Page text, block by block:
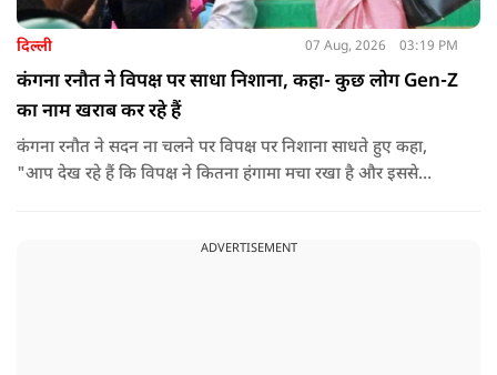
दिल्ली 07 Aug, 2026 03:19 PM
कंगना रनौत ने विपक्ष पर साधा निशाना, कहा- कुछ लोग Gen-Z
का नाम खराब कर रहे हैं
कंगना रनौत ने सदन ना चलने पर विपक्ष पर निशाना साधते हुए कहा,
"आप देख रहे हैं कि विपक्ष ने कितना हंगामा मचा रखा है और इससे
देश के सामने साफ हो रही है. और जब हारते हैं, तो रोना रोते हैं."
ADVERTISEMENT